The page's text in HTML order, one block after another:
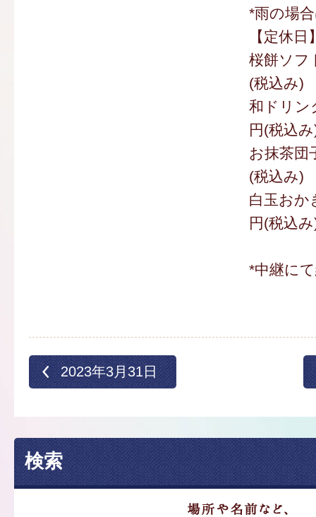
*雨の場
【定休日
桜餅ソフ
(税込み)
和ドリン
円(税込
お抹茶団
(税込み)
白玉おか
円(税込
*中継に
2023年3月31日
検索